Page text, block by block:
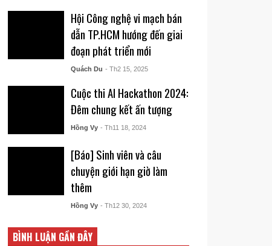
Hội Công nghệ vi mạch bán
dẫn TP.HCM hướng đến giai
đoạn phát triển mới
Quách Du - Th2 15, 2025
Cuộc thi AI Hackathon 2024:
Đêm chung kết ấn tượng
Hồng Vy - Th11 18, 2024
[Báo] Sinh viên và câu
chuyện giới hạn giờ làm
thêm
Hồng Vy - Th12 30, 2024
BÌNH LUẬN GẦN ĐÂY